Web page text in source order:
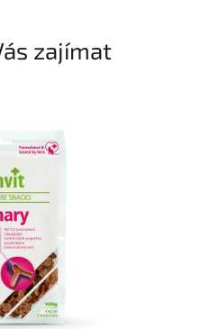
zajímat